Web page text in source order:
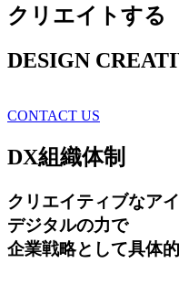
クリエイトする
DESIGN
CONTACT US
DX組織体制
クリエイティブなア
デジタルの力で
企業戦略として具体